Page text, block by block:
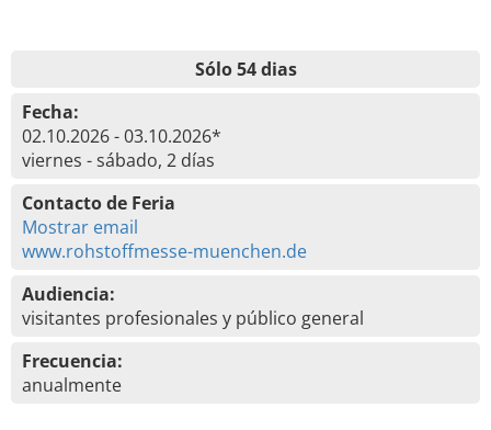
Sólo 54 dias
Fecha:
02.10.2026 - 03.10.2026*
viernes - sábado, 2 días
Contacto de Feria
Mostrar email
www.rohstoffmesse-muenchen.de
Audiencia:
visitantes profesionales y público general
Frecuencia:
anualmente